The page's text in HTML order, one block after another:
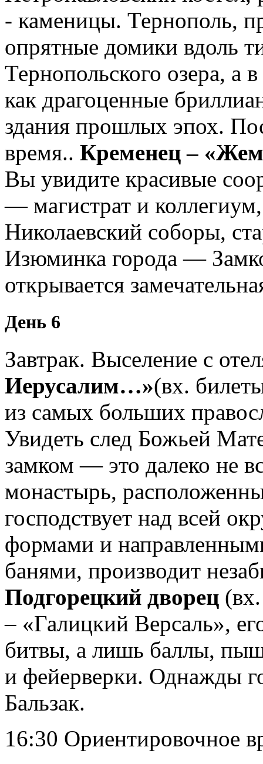
- каменицы. Тернополь,
опрятные домики вдоль
Тернопольского озера, а
как драгоценные
здания прошлых эпох.
время.. Кременец –
Вы увидите красивые
— магистрат и
Николаевский соборы,
Изюминка города —
открывается
День 6
Завтрак. Выселение с
Иерусалим…»(вх.
из самых больших
Увидеть след Божьей
замком — это далеко не
монастырь,
господствует над всей
формами и
банями, производит
Подгорецкий дворец
– «Галицкий Версаль»,
битвы, а лишь баллы,
и фейерверки. Однажды
Бальзак.
16:30 Ориентировочное